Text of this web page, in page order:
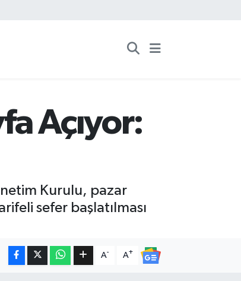
Açıyor:
Kurulu, pazar
sefer başlatılması
A- A+